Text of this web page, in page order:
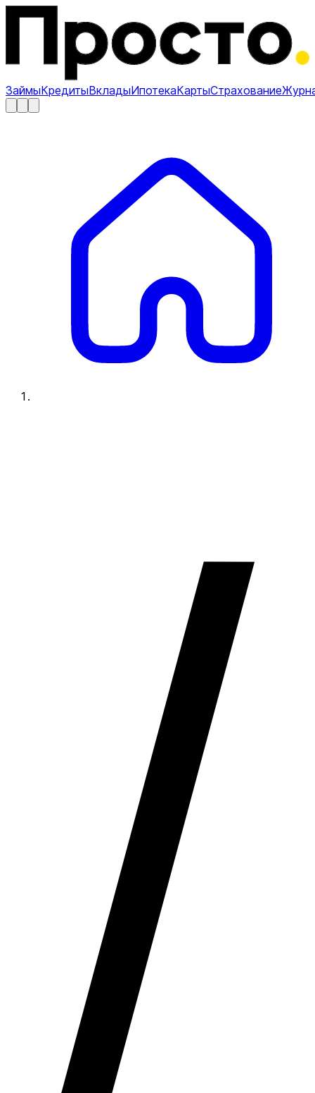
ЗаймыКредитыВкладыИпотекаКартыСтрахование